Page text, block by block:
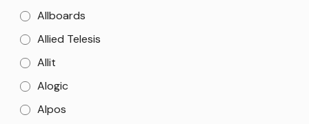
Allboards
Allied Telesis
Allit
Alogic
Alpos